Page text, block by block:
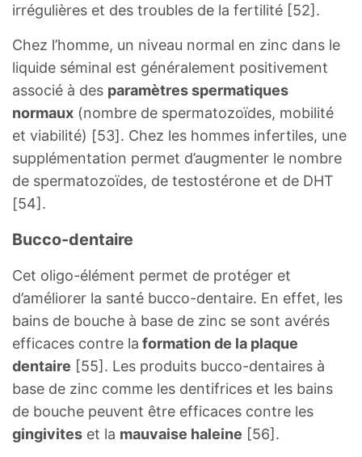
irrégulières et des troubles de la fertilité [52].
Chez l’homme, un niveau normal en zinc dans le
liquide séminal est généralement positivement
associé à des paramètres spermatiques
normaux (nombre de spermatozoïdes, mobilité
et viabilité) [53]. Chez les hommes infertiles, une
supplémentation permet d’augmenter le nombre
de spermatozoïdes, de testostérone et de DHT
[54].
Bucco-dentaire
Cet oligo-élément permet de protéger et
d’améliorer la santé bucco-dentaire. En effet, les
bains de bouche à base de zinc se sont avérés
efficaces contre la formation de la plaque
dentaire [55]. Les produits bucco-dentaires à
base de zinc comme les dentifrices et les bains
de bouche peuvent être efficaces contre les
gingivites et la mauvaise haleine [56].